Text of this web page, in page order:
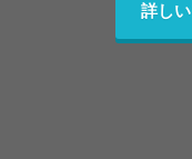
詳し